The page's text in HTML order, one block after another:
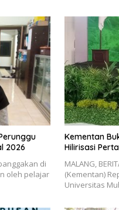
2026
di
oleh pelajar
Kementan
Hilirisasi
MALANG,
(Kementan)
Universitas